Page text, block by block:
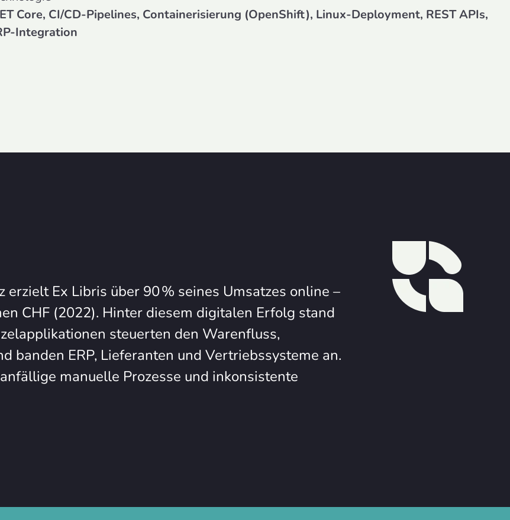
Core, CI/CD-Pipelines, Containerisierung (OpenShift), Linux-Deployment, REST APIs,
Integration
Ex Libris über 90 % seines Umsatzes online –
CHF (2022). Hinter diesem digitalen Erfolg stand
steuerten den Warenfluss,
banden ERP, Lieferanten und Vertriebssysteme an.
manuelle Prozesse und inkonsistente